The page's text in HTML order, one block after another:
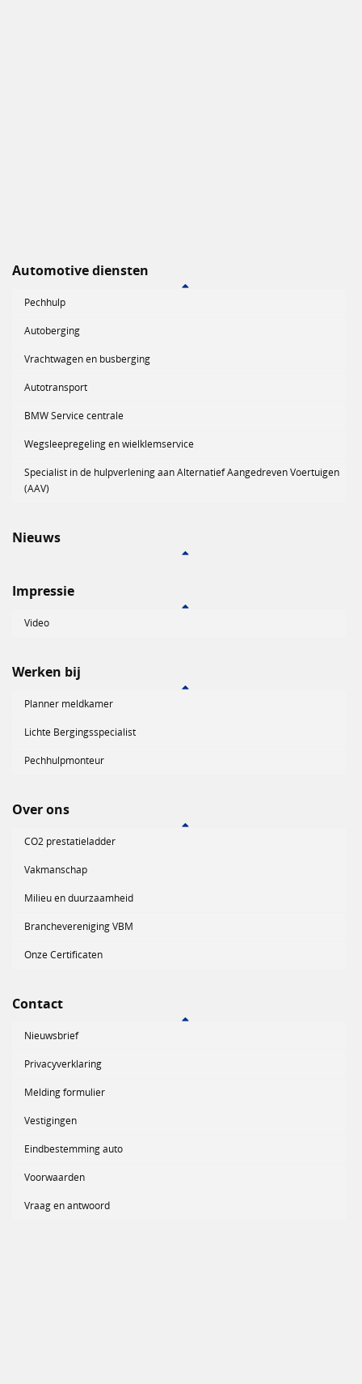
Automotive diensten
Pechhulp
Autoberging
Vrachtwagen en busberging
Autotransport
BMW Service centrale
Wegsleepregeling en wielklemservice
Specialist in de hulpverlening aan Alternatief Aangedreven Voertuigen
(AAV)
Nieuws
Impressie
Video
Werken bij
Planner meldkamer
Lichte Bergingsspecialist
Pechhulpmonteur
Over ons
CO2 prestatieladder
Vakmanschap
Milieu en duurzaamheid
Branchevereniging VBM
Onze Certificaten
Contact
Nieuwsbrief
Privacyverklaring
Melding formulier
Vestigingen
Eindbestemming auto
Voorwaarden
Vraag en antwoord